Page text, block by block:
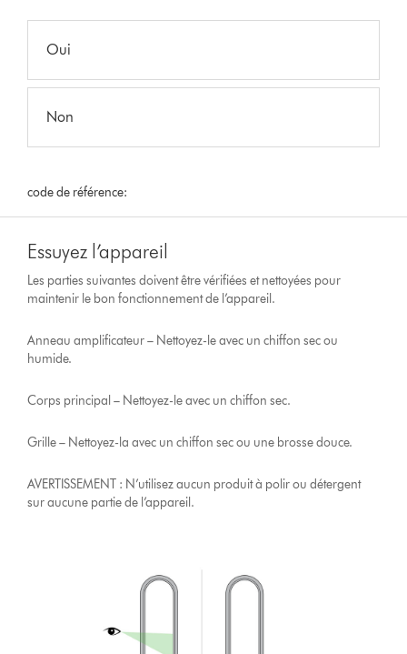
Oui
Non
code de référence:
Essuyez l’appareil
Les parties suivantes doivent être vérifiées et nettoyées pour
maintenir le bon fonctionnement de l’appareil.
Anneau amplificateur – Nettoyez-le avec un chiffon sec ou
humide.
Corps principal – Nettoyez-le avec un chiffon sec.
Grille – Nettoyez-la avec un chiffon sec ou une brosse douce.
AVERTISSEMENT : N’utilisez aucun produit à polir ou détergent
sur aucune partie de l’appareil.